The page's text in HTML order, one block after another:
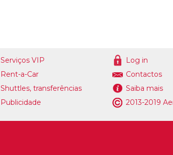
Serviços VIP
Rent-a-Car
Shuttles, transferências
Publicidade
Log in
Contactos
Saiba mais
2013-2019